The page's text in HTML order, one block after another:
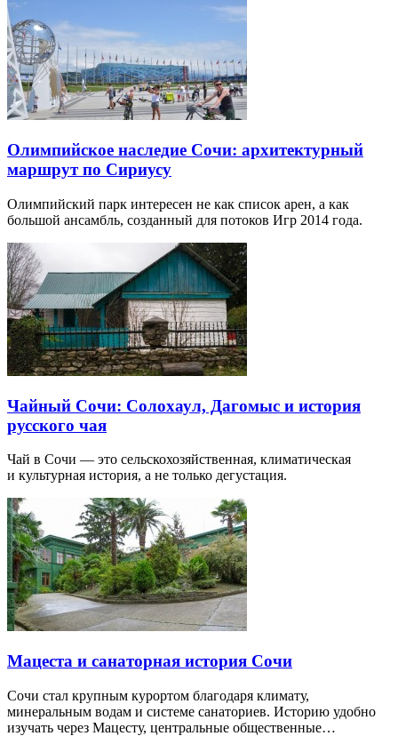
Олимпийское наследие Сочи: архитектурный
маршрут по Сириусу
Олимпийский парк интересен не как список арен, а как
большой ансамбль, созданный для потоков Игр 2014 года.
Чайный Сочи: Солохаул, Дагомыс и история
русского чая
Чай в Сочи — это сельскохозяйственная, климатическая
и культурная история, а не только дегустация.
Мацеста и санаторная история Сочи
Сочи стал крупным курортом благодаря климату,
минеральным водам и системе санаториев. Историю удобно
изучать через Мацесту, центральные общественные…